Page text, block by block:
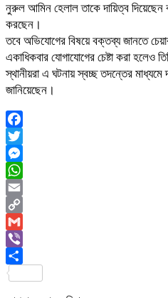
নুরুল আমিন হেলাল তাকে দায়িত্ব দিয়েছেন
করছেন।
তবে অভিযোগের বিষয়ে বক্তব্য জানতে
একাধিকবার যোগাযোগের চেষ্টা করা হলেও
স্থানীয়রা এ ঘটনায় স্বচ্ছ তদন্তের মাধ্যমে
জানিয়েছেন।
Facebook
Twitter
Messenger
WhatsApp
Email
Copy
Link
Gmail
Viber